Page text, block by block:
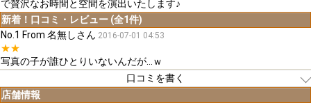
で贅沢なお時間と空間を演出いたします♪
新着！口コミ・レビュー (全1件)
No.1 From 名無しさん 2016-07-01 04:53
★★
写真の子が誰ひとりいないんだが…ｗ
口コミを書く
店舗情報